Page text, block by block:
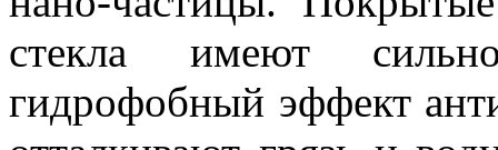
стекла имеют
гидрофобный эффект